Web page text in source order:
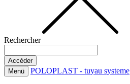
Rechercher
Menü POLOPLAST - tuyau systeme